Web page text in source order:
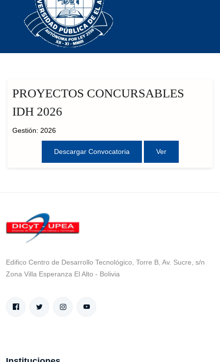
PROYECTOS CONCURSABLES
IDH 2026
Gestión: 2026
Descargar Convocatoria Ver
Edifico Centro de Desarrollo Tecnológico, Torre B, Av. Sucre, s/n
Zona Villa Esperanza El Alto - Bolivia